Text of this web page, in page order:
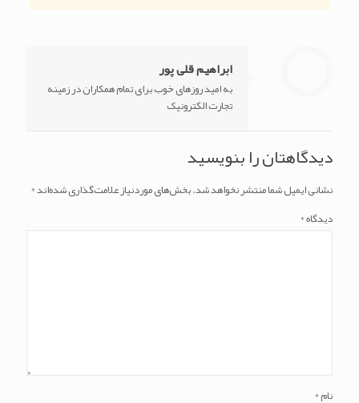
ابراهیم قلی پور
به امید روزهای خوب برای تمام همکاران در زمینه
تجارت الکترونیک
دیدگاهتان را بنویسید
نشانی ایمیل شما منتشر نخواهد شد.بخش‌های موردنیاز علامت‌گذاری شده‌اند*
دیدگاه*
نام*